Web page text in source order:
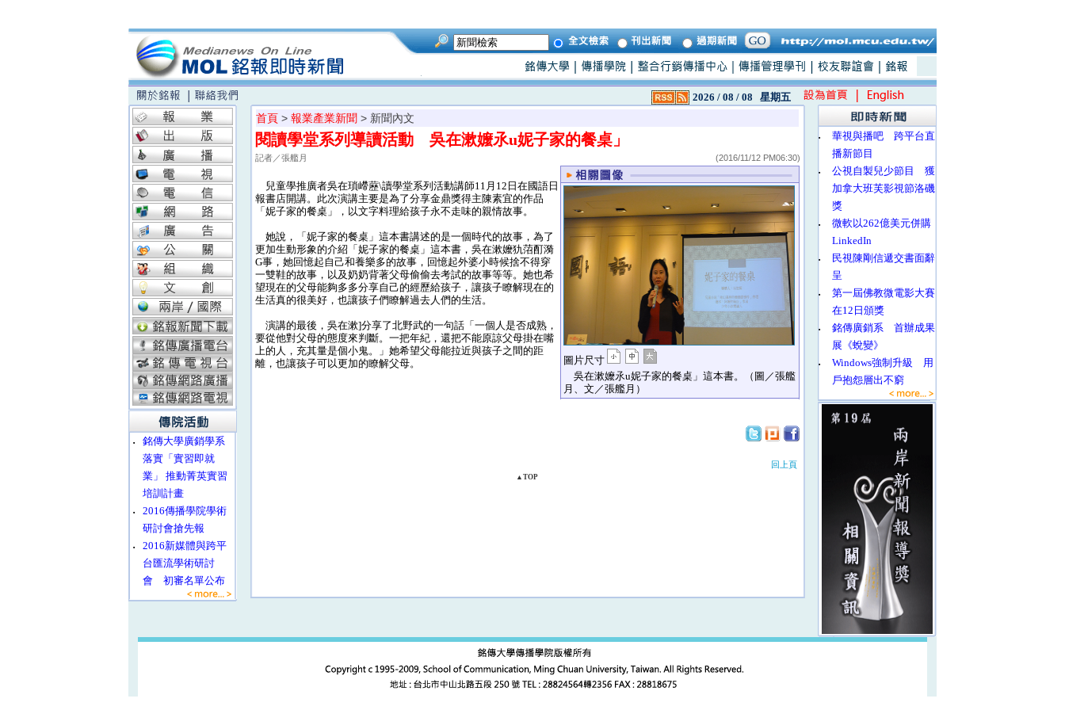
2026 / 08 / 08 星期五
‧
銘傳大學廣銷學系
落實「實習即就
業」 推動菁英實習
培訓計畫
‧
2016傳播學院學術
研討會搶先報
‧
2016新媒體與跨平
台匯流學術研討
會 初審名單公布
首頁 > 報業產業新聞 > 新聞內文
閱讀學堂系列導讀活動 吳在漱嬤氶u妮子家的餐桌」
記者／張艦月 (2016/11/12 PM06:30)
圖片尺寸
吳在漱嬤氶u妮子家的餐桌」這本書。（圖／張艦
月、文／張艦月）
兒童學推廣者吳在瑣嵽藶\讀學堂系列活動講師11月12日在國語日
報書店開講。此次演講主要是為了分享金鼎獎得主陳素宜的作品
「妮子家的餐桌」，以文字料理給孩子永不走味的親情故事。
她說，「妮子家的餐桌」這本書講述的是一個時代的故事，為了
更加生動形象的介紹「妮子家的餐桌」這本書，吳在漱嬤犰菬酊漪
G事，她回憶起自己和養樂多的故事，回憶起外婆小時候捨不得穿
一雙鞋的故事，以及奶奶背著父母偷偷去考試的故事等等。她也希
望現在的父母能夠多多分享自己的經歷給孩子，讓孩子瞭解現在的
生活真的很美好，也讓孩子們瞭解過去人們的生活。
演講的最後，吳在漱]分享了北野武的一句話「一個人是否成熟，
要從他對父母的態度來判斷。一把年紀，還把不能原諒父母掛在嘴
上的人，充其量是個小鬼。」她希望父母能拉近與孩子之間的距
離，也讓孩子可以更加的瞭解父母。
回上頁
▲TOP
‧
華視與播吧 跨平台直
播新節目
‧
公視自製兒少節目 獲
加拿大班芙影視節洛磯
獎
‧
微軟以262億美元併購
LinkedIn
‧
民視陳剛信遞交書面辭
呈
‧
第一屆佛教微電影大賽
在12日頒獎
‧
銘傳廣銷系 首辦成果
展《蛻變》
‧
Windows強制升級 用
戶抱怨層出不窮